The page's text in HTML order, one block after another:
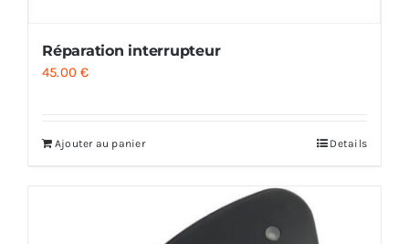
Réparation interrupteur
45.00€
Ajouter au panier Details